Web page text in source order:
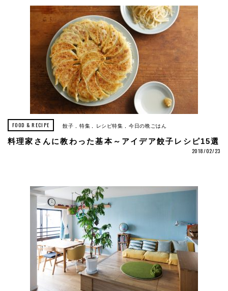
FOOD & RECIPE 餃子 特集 レシピ特集 今日の晩ごはん
料理家さんに教わった基本～アイデア餃子レシピ15選
2018/02/23